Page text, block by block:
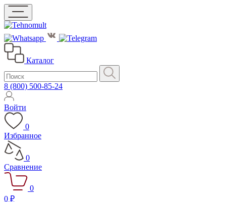
Каталог
8 (800) 500-85-24
Войти
0
Избранное
0
Сравнение
0
0 ₽